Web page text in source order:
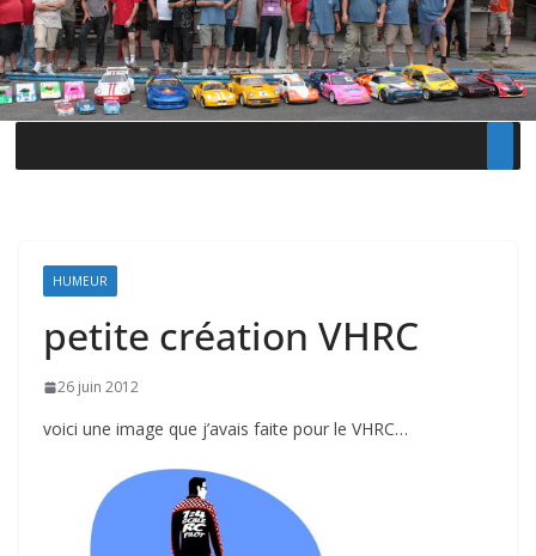
HUMEUR
petite création VHRC
26 juin 2012
voici une image que j’avais faite pour le VHRC…